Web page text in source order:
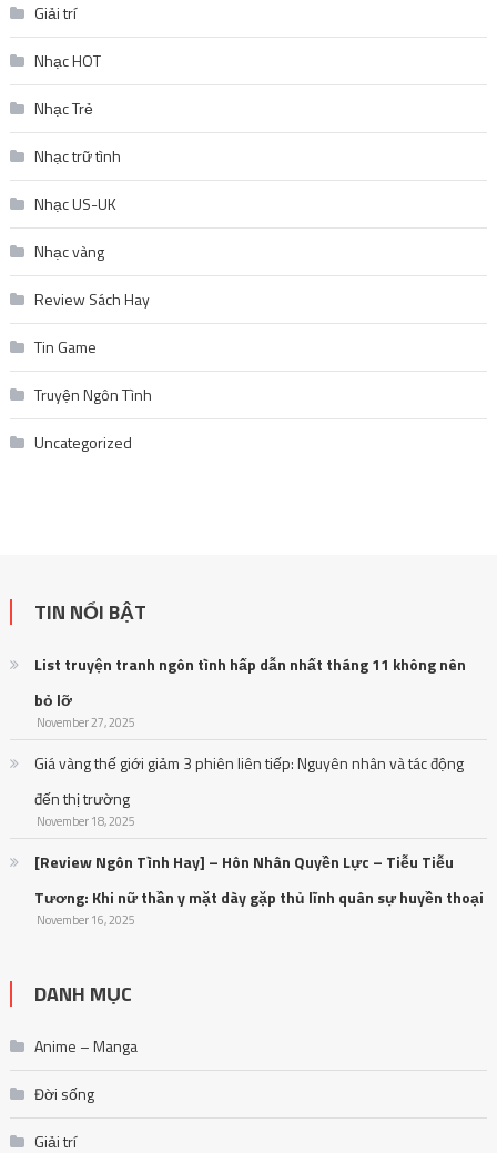
Giải trí
Nhạc HOT
Nhạc Trẻ
Nhạc trữ tình
Nhạc US-UK
Nhạc vàng
Review Sách Hay
Tin Game
Truyện Ngôn Tình
Uncategorized
TIN NỔI BẬT
List truyện tranh ngôn tình hấp dẫn nhất tháng 11 không nên
bỏ lỡ
November 27, 2025
Giá vàng thế giới giảm 3 phiên liên tiếp: Nguyên nhân và tác động
đến thị trường
November 18, 2025
[Review Ngôn Tình Hay] – Hôn Nhân Quyền Lực – Tiễu Tiễu
Tương: Khi nữ thần y mặt dày gặp thủ lĩnh quân sự huyền thoại
November 16, 2025
DANH MỤC
Anime – Manga
Đời sống
Giải trí